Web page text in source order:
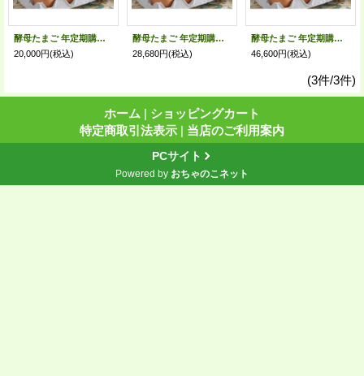
酵母たまご 年定期購買 月1回20個入り（サイズフリー・送料別）
20,000円(税込)
酵母たまご 年定期購買 月1回30個入り（サイズフリー・送料別）
28,680円(税込)
酵母たまご 年定期購買 月1回50個入り（サイズフリー・送料別）
46,600円(税込)
(3件/3件)
ホーム | ショッピングカート
特定商取引法表示 | 当店のご利用案内
PCサイト
Powered by おちゃのこネット